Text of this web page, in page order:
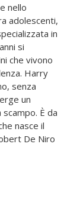
nello
adolescenti,
in
si
che vivono
Harry
senza
un
È da
nasce il
De Niro